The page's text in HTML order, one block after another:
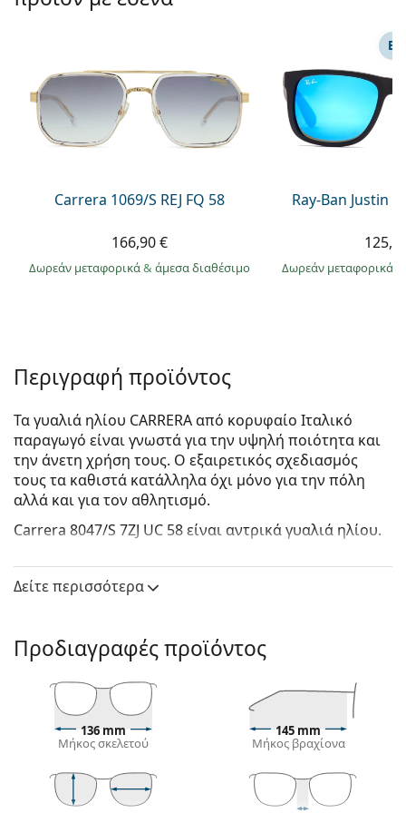
Persol
Όλες οι μάρκες
Carrera 1069/S REJ FQ 58
166,90 €
Δωρεάν μεταφορικά& άμεσα διαθέσιμο
Ray-Ban Justin
Δωρεάν μεταφορικά
Περιγραφή προϊόντος
Τα γυαλιά ηλίου CARRERA από κορυφαίο Ιταλικό
παραγωγό είναι γνωστά για την υψηλή ποιότητα και
την άνετη χρήση τους. Ο εξαιρετικός σχεδιασμός
τους τα καθιστά κατάλληλα όχι μόνο για την πόλη
αλλά και για τον αθλητισμό.
Carrera 8047/S 7ZJ UC 58είναι αντρικά γυαλιά ηλίου.
με τη λειτουργία του Εικονικού καθρέφτη του
Lentiamo.
Το μαύρο χρώμα του σκελετού ταιριάζει απόλυτα
με το δροσερό χρώμα του δέρματος και τα ανοιχτά
ξανθά, ανοιχτά καφέ ή μαύρα μαλλιά.
ορθογώνιοι σκελετοί γυαλιών ηλίου
ιδανική επιλογή για όσους έχουν οβάλ ή
Ο σκελετός των γυαλιών ηλίου είναι
κατασκευασμένος από υψηλής ποιότητας
Δείτε περισσότερα
Προδιαγραφές προϊόντος
136 mm
Μήκος σκελετού
145 mm
Μήκος βραχίονα